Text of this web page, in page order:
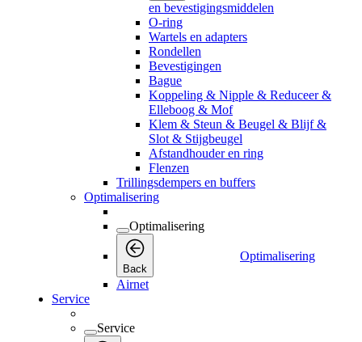
en bevestigingsmiddelen
O-ring
Wartels en adapters
Rondellen
Bevestigingen
Bague
Koppeling & Nipple & Reduceer &
Elleboog & Mof
Klem & Steun & Beugel & Blijf &
Slot & Stijgbeugel
Afstandhouder en ring
Flenzen
Trillingsdempers en buffers
Optimalisering
Optimalisering
Back
Optimalisering
Airnet
Service
Service